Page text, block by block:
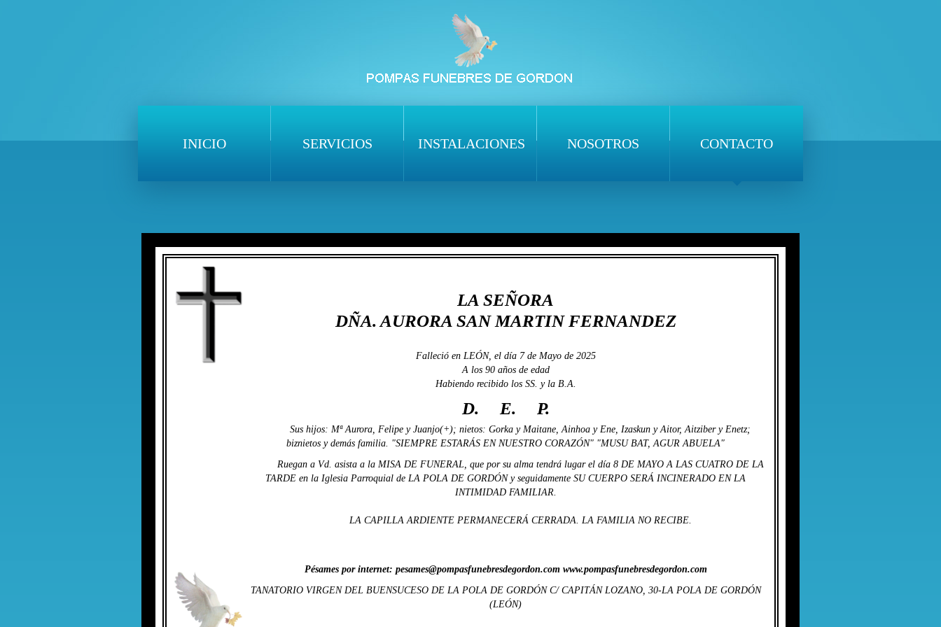
INICIO SERVICIOS INSTALACIONES NOSOTROS CONTACTO
LA SEÑORA
DÑA. AURORA SAN MARTIN FERNANDEZ
Falleció en LEÓN, el día 7 de Mayo de 2025
A los 90 años de edad
Habiendo recibido los SS. y la B.A.
D. E. P.
Sus hijos: Mª Aurora, Felipe y Juanjo(+); nietos: Gorka y Maitane, Ainhoa y Ene, Izaskun y Aitor, Aitziber y Enetz;
biznietos y demás familia. "SIEMPRE ESTARÁS EN NUESTRO CORAZÓN" "MUSU BAT, AGUR ABUELA"
Ruegan a Vd. asista a la MISA DE FUNERAL, que por su alma tendrá lugar el día 8 DE MAYO A LAS CUATRO DE LA
TARDE en la Iglesia Parroquial de LA POLA DE GORDÓN y seguidamente SU CUERPO SERÁ INCINERADO EN LA
INTIMIDAD FAMILIAR.
LA CAPILLA ARDIENTE PERMANECERÁ CERRADA. LA FAMILIA NO RECIBE.
Pésames por internet: pesames@pompasfunebresdegordon.com www.pompasfunebresdegordon.com
TANATORIO VIRGEN DEL BUENSUCESO DE LA POLA DE GORDÓN C/ CAPITÁN LOZANO, 30-LA POLA DE GORDÓN
(LEÓN)